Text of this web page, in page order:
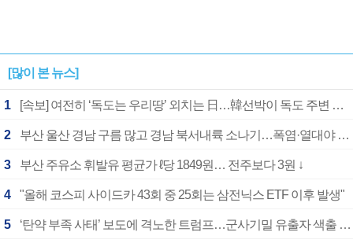
[많이 본 뉴스]
1 [속보] 여전히 ‘독도는 우리땅’ 외치는 日…韓선박이 독도 주변 해양조사 활동하자 반발
2 부산 울산 경남 구름 많고 경남 북서내륙 소나기…폭염·열대야 계속
3 부산 주유소 휘발유 평균가 ℓ당 1849원… 전주보다 3원 ↓
4 "올해 코스피 사이드카 43회 중 25회는 삼전닉스 ETF 이후 발생"
5 ‘탄약 부족 사태’ 보도에 격노한 트럼프…군사기밀 유출자 색출 지시